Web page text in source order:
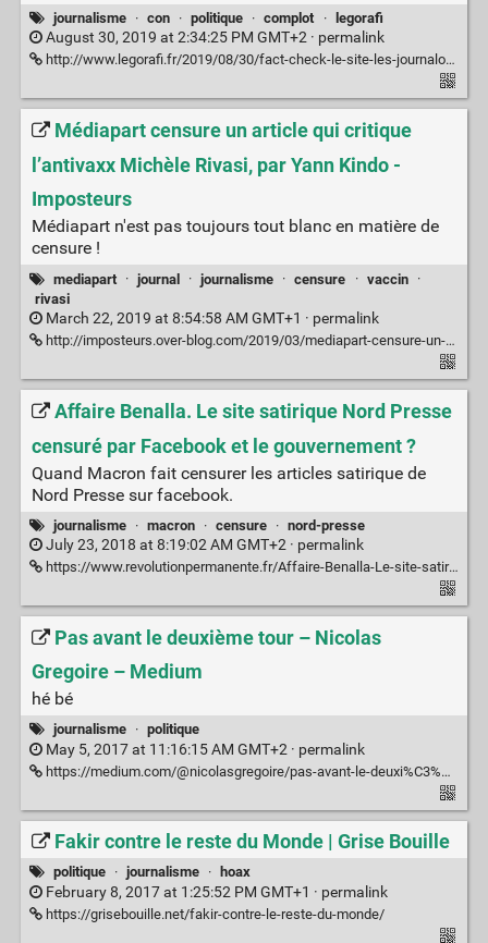
journalisme · con · politique · complot · legorafi
August 30, 2019 at 2:34:25 PM GMT+2 · permalink
http://www.legorafi.fr/2019/08/30/fact-check-le-site-les-journalopes-sont-tous-des-fdp-de-gauchiasses-est-il-un-site-dinformation-fiable/
Médiapart censure un article qui critique
l’antivaxx Michèle Rivasi, par Yann Kindo -
Imposteurs
Médiapart n'est pas toujours tout blanc en matière de
censure !
mediapart · journal · journalisme · censure · vaccin
·
rivasi
March 22, 2019 at 8:54:58 AM GMT+1 · permalink
http://imposteurs.over-blog.com/2019/03/mediapart-censure-un-article-qui-critique-l-antivaxx-michele-rivasi-par-yann-kindo.html
Affaire Benalla. Le site satirique Nord Presse
censuré par Facebook et le gouvernement ?
Quand Macron fait censurer les articles satirique de
Nord Presse sur facebook.
journalisme · macron · censure · nord-presse
July 23, 2018 at 8:19:02 AM GMT+2 · permalink
https://www.revolutionpermanente.fr/Affaire-Benalla-Le-site-satirique-Nord-Presse-censure-par-Facebook-et-le-gouvernement
Pas avant le deuxième tour – Nicolas
Gregoire – Medium
hé bé
journalisme · politique
May 5, 2017 at 11:16:15 AM GMT+2 · permalink
https://medium.com/@nicolasgregoire/pas-avant-le-deuxi%C3%A8me-tour-593526d58a2a
Fakir contre le reste du Monde | Grise Bouille
politique · journalisme · hoax
February 8, 2017 at 1:25:52 PM GMT+1 · permalink
https://grisebouille.net/fakir-contre-le-reste-du-monde/